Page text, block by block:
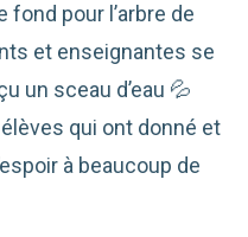
fond pour l’arbre de
et enseignantes se
un sceau d’eau 💦
qui ont donné et
à beaucoup de